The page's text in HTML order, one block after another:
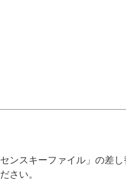
スキーファイル」の差し
さい。